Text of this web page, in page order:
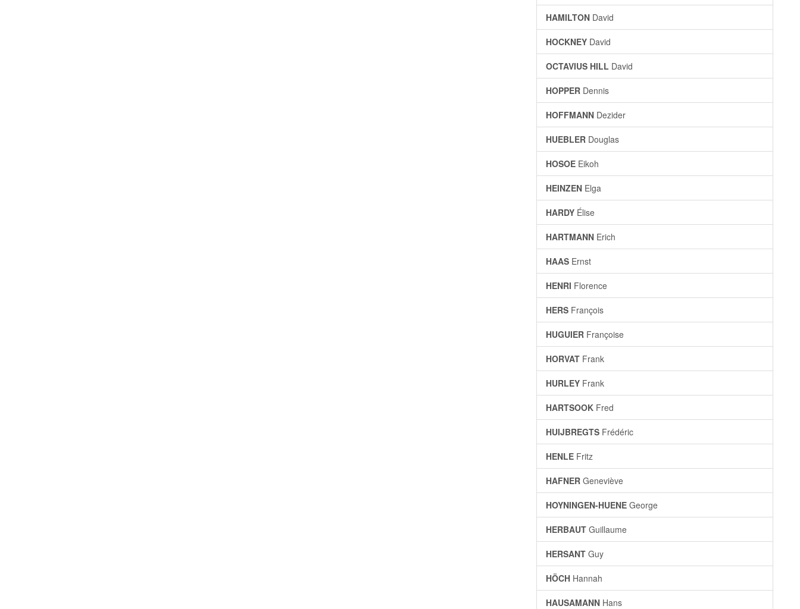
HAMILTON David
HOCKNEY David
OCTAVIUS HILL David
HOPPER Dennis
HOFFMANN Dezider
HUEBLER Douglas
HOSOE Eikoh
HEINZEN Elga
HARDY Élise
HARTMANN Erich
HAAS Ernst
HENRI Florence
HERS François
HUGUIER Françoise
HORVAT Frank
HURLEY Frank
HARTSOOK Fred
HUIJBREGTS Frédéric
HENLE Fritz
HAFNER Geneviève
HOYNINGEN-HUENE George
HERBAUT Guillaume
HERSANT Guy
HÖCH Hannah
HAUSAMANN Hans